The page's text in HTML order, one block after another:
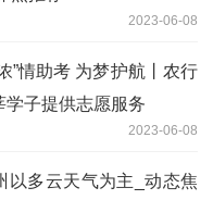
2023-06-08
”情助考 为梦护航丨农行
学子提供志愿服务
2023-06-08
以多云天气为主_动态焦